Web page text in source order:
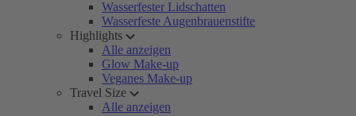
Wasserfester Lidschatten
Wasserfeste Augenbrauenstifte
Highlights
Alle anzeigen
Glow Make-up
Veganes Make-up
Travel Size
Alle anzeigen